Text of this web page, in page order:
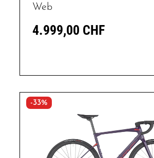
Web
4.999,00 CHF
-33%